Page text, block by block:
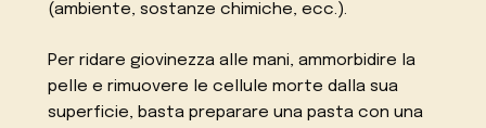
(ambiente, sostanze chimiche, ecc.).
Per ridare giovinezza alle mani, ammorbidire la
pelle e rimuovere le cellule morte dalla sua
superficie, basta preparare una pasta con una